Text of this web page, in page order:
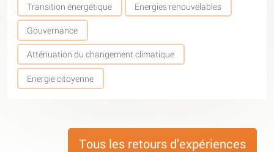
Transition énergétique Energies renouvelables
Gouvernance
Atténuation du changement climatique
Energie citoyenne
Tous les retours d’expériences